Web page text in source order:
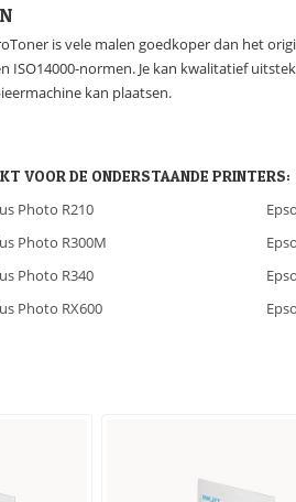
is vele malen goedkoper dan het
ISO14000-normen. Je kan kwalitatief
kan plaatsen.
VOOR DE ONDERSTAANDE PRINTERS:
Photo R210
Photo R300M
Photo R340
Photo RX600